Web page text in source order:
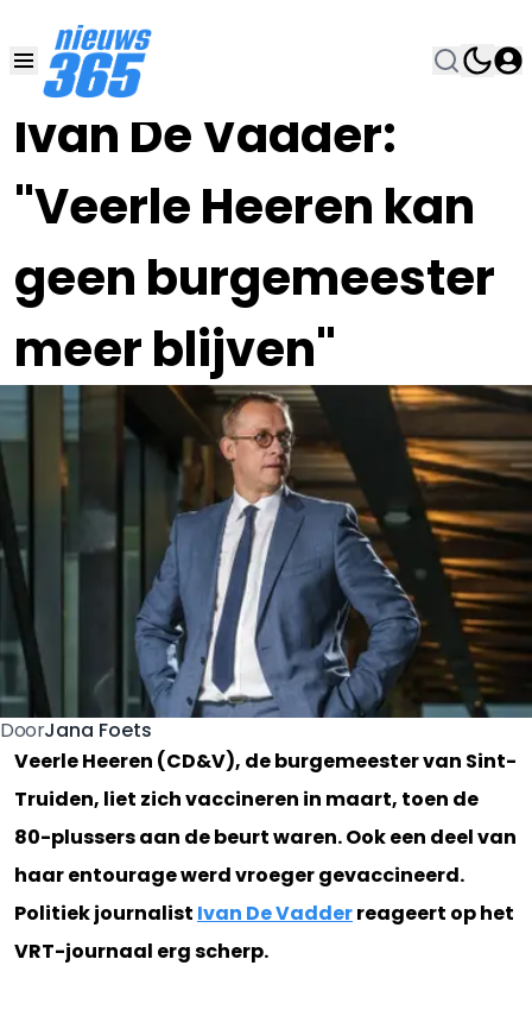
Ivan De Vadder:
"Veerle Heeren kan
geen burgemeester
meer blijven"
06 MEI 2021, 14:00
DoorJana Foets
Veerle Heeren (CD&V), de burgemeester van Sint-
Truiden, liet zich vaccineren in maart, toen de
80-plussers aan de beurt waren. Ook een deel van
haar entourage werd vroeger gevaccineerd.
Politiek journalist Ivan De Vadderreageert op het
VRT-journaal erg scherp.